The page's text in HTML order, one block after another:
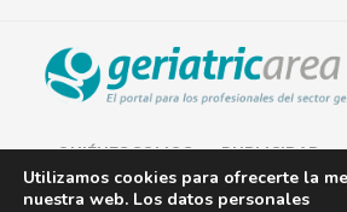
QUIÉNES SOMOS PUBLICIDAD
AVISO LEGAL
Utilizamos cookies para ofrecerte la
nuestra web. Los datos personales